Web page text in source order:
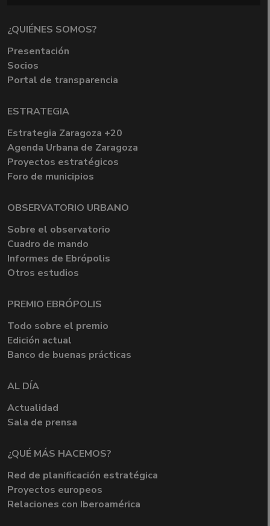
¿QUIÉNES SOMOS?
Presentación
Socios
Portal de transparencia
ESTRATEGIA
Estrategia Zaragoza +20
Agenda Urbana de Zaragoza
Proyectos estratégicos
Foro de municipios
OBSERVATORIO URBANO
Sobre el observatorio
Cuadro de mando
Informes de Ebrópolis
Otros estudios
PREMIO EBRÓPOLIS
Todo sobre el premio
Edición actual
Banco de buenas prácticas
AL DÍA
Actualidad
Sala de prensa
¿QUÉ MÁS HACEMOS?
Red de planificación estratégica
Proyectos europeos
Relaciones con Iberoamérica